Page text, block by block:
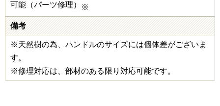
可能（パーツ修理） ※
備考
※天然樹の為、ハンドルのサイズには個体差がございま
す。
※修理対応は、部材のある限り対応可能です。